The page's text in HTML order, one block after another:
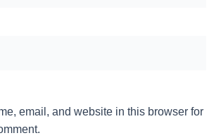
email, and website in this browser for